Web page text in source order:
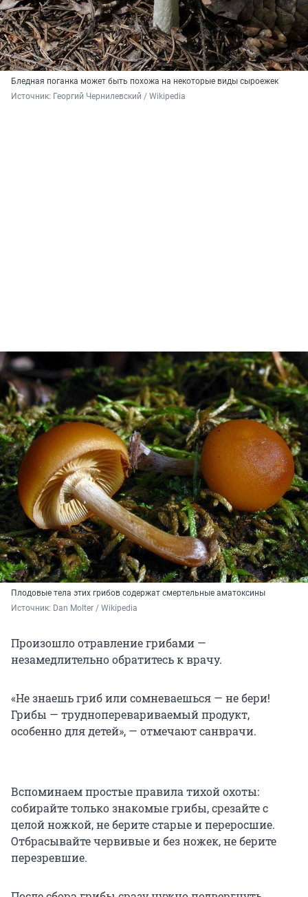
Бледная поганка может быть похожа на некоторые виды сыроежек
Источник: Георгий Чернилевский / Wikipedia
Плодовые тела этих грибов содержат смертельные аматоксины
Источник: Dan Molter / Wikipedia
Произошло отравление грибами —
незамедлительно обратитесь к врачу.
«Не знаешь гриб или сомневаешься — не бери!
Грибы — трудноперевариваемый продукт,
особенно для детей», — отмечают санврачи.
Вспоминаем простые правила тихой охоты:
собирайте только знакомые грибы, срезайте с
целой ножкой, не берите старые и переросшие.
Отбрасывайте червивые и без ножек, не берите
перезревшие.